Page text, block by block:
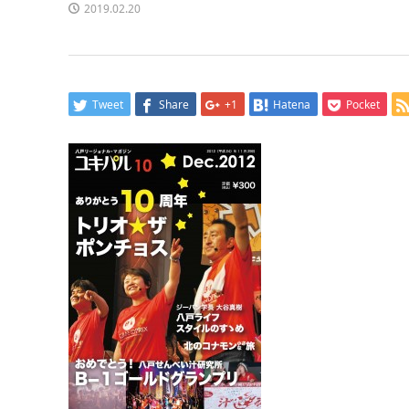
2019.02.20
Tweet Share +1 Hatena Pocket